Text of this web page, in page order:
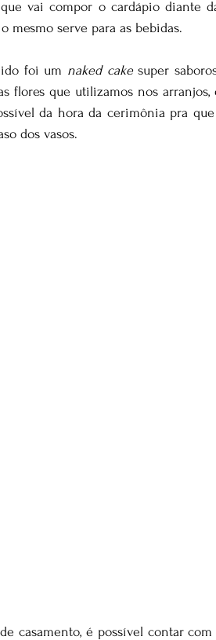
vai compor o cardápio diante
mesmo serve para as bebidas.
foi um naked cake super
flores que utilizamos nos
da hora da cerimônia pra
dos vasos.
casamento, é possível contar